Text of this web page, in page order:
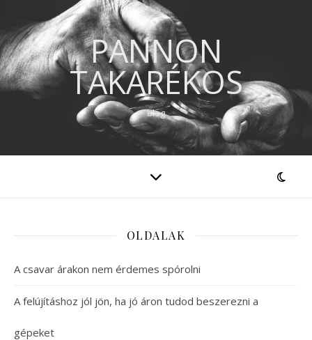
PANNON
TAKARÉKOS
blog
OLDALAK
A csavar árakon nem érdemes spórolni
A felújításhoz jól jön, ha jó áron tudod beszerezni a
gépeket